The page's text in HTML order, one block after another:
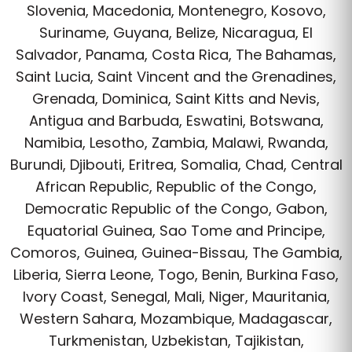
Slovenia, Macedonia, Montenegro, Kosovo,
Suriname, Guyana, Belize, Nicaragua, El
Salvador, Panama, Costa Rica, The Bahamas,
Saint Lucia, Saint Vincent and the Grenadines,
Grenada, Dominica, Saint Kitts and Nevis,
Antigua and Barbuda, Eswatini, Botswana,
Namibia, Lesotho, Zambia, Malawi, Rwanda,
Burundi, Djibouti, Eritrea, Somalia, Chad, Central
African Republic, Republic of the Congo,
Democratic Republic of the Congo, Gabon,
Equatorial Guinea, Sao Tome and Principe,
Comoros, Guinea, Guinea-Bissau, The Gambia,
Liberia, Sierra Leone, Togo, Benin, Burkina Faso,
Ivory Coast, Senegal, Mali, Niger, Mauritania,
Western Sahara, Mozambique, Madagascar,
Turkmenistan, Uzbekistan, Tajikistan,